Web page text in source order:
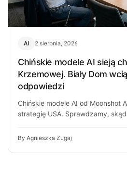
AI 2 sierpnia, 2026
Chińskie modele AI sieją
Krzemowej. Biały Dom
odpowiedzi
Chińskie modele AI od Moonshot
strategię USA. Sprawdzamy,
By Agnieszka Zugaj